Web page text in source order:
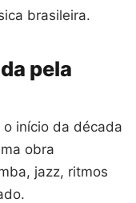
brasileira.
pela
início da década
obra
jazz, ritmos